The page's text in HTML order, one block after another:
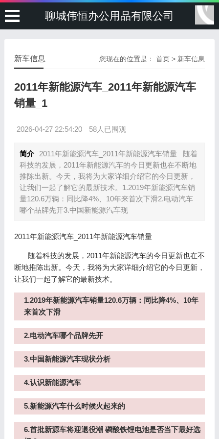
聊城伟恒办公用品有限公司
您现在的位置是：首页 > 新车信息
新车信息
2011年新能源汽车_2011年新能源汽车
销量_1
2026-04-27 22:54:20 58人已围观
简介
2011年新能源汽车_2011年新能源汽车销量 随着
科技的发展，2011年新能源汽车的今日更新也在不断地
推陈出新。今天，我将为大家详细介绍它的今日更新，
让我们一起了解它的最新技术。1.2019年新能源汽车销
量120.6万辆：同比降4%、10年来首次下滑2.电动汽车
哪个品牌先开3.中国新能源汽车现
2011年新能源汽车_2011年新能源汽车销量
随着科技的发展，2011年新能源汽车的今日更新也在不
断地推陈出新。今天，我将为大家详细介绍它的今日更新，
让我们一起了解它的最新技术。
1.2019年新能源汽车销量120.6万辆：同比降4%、10年
来首次下滑
2.电动汽车哪个品牌先开
3.中国新能源汽车现状分析
4.认识新能源汽车
5.新能源汽车什么时候火起来的
6.首批新源车将迎退役潮 磷酸铁锂电池是否当下最好选